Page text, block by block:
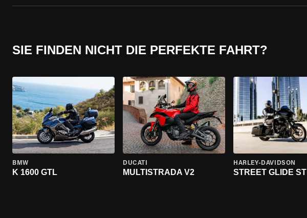
SIE FINDEN NICHT DIE PERFEKTE FAHRT?
BMW
K 1600 GTL
DUCATI
MULTISTRADA V2
HARLEY-DAVIDSON
STREET GLIDE ST